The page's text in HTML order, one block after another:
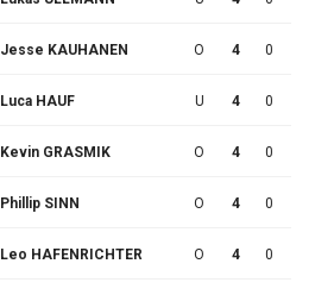
Jesse KAUHANEN O 4 0
Luca HAUF U 4 0
Kevin GRASMIK O 4 0
Phillip SINN O 4 0
Leo HAFENRICHTER O 4 0